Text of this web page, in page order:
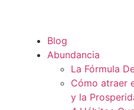
Blog
Abundancia
La Fórmula
Cómo atraer
y la